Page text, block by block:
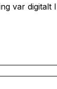
var digitalt